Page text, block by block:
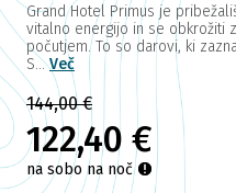
Grand Hotel Primus je
vitalno energijo in se obkrožiti
počutjem. To so darovi, ki
S...Več
144,00 €
122,40 €
na sobo na noč